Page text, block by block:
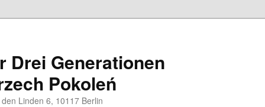
Drei Generationen
Pokoleń
Linden 6, 10117 Berlin